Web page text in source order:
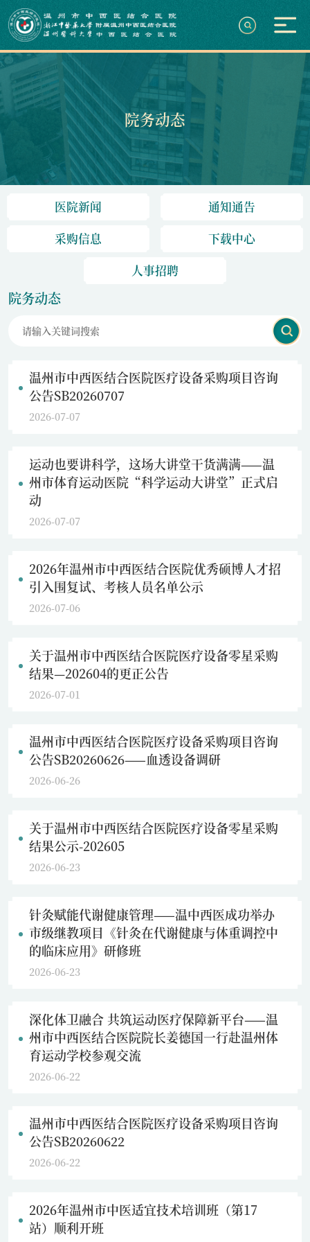
院务动态
医院新闻
通知通告
采购信息
下载中心
人事招聘
院务动态
温州市中西医结合医院医疗设备采购项目咨询
公告SB20260707
2026-07-07
运动也要讲科学，这场大讲堂干货满满——温
州市体育运动医院“科学运动大讲堂”正式启
动
2026-07-07
2026年温州市中西医结合医院优秀硕博人才招
引入围复试、考核人员名单公示
2026-07-06
关于温州市中西医结合医院医疗设备零星采购
结果—202604的更正公告
2026-07-01
温州市中西医结合医院医疗设备采购项目咨询
公告SB20260626——血透设备调研
2026-06-26
关于温州市中西医结合医院医疗设备零星采购
结果公示-202605
2026-06-23
针灸赋能代谢健康管理——温中西医成功举办
市级继教项目《针灸在代谢健康与体重调控中
的临床应用》研修班
2026-06-23
深化体卫融合 共筑运动医疗保障新平台——温
州市中西医结合医院院长姜德国一行赴温州体
育运动学校参观交流
2026-06-22
温州市中西医结合医院医疗设备采购项目咨询
公告SB20260622
2026-06-22
2026年温州市中医适宜技术培训班（第17
站）顺利开班